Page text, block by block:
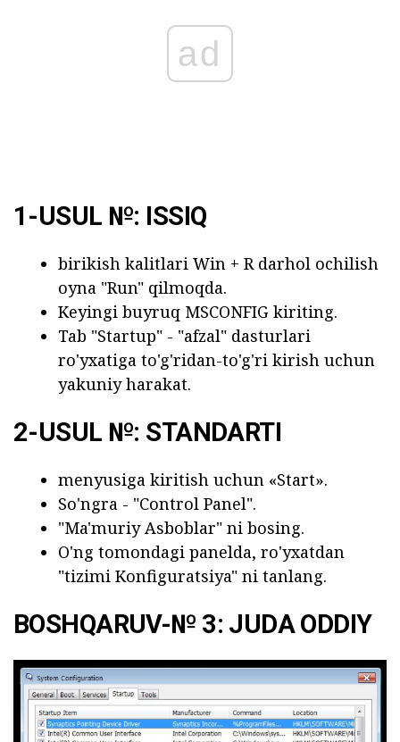
ad
1-USUL №: ISSIQ
birikish kalitlari Win + R darhol ochilish
oyna "Run" qilmoqda.
Keyingi buyruq MSCONFIG kiriting.
Tab "Startup" - "afzal" dasturlari
ro'yxatiga to'g'ridan-to'g'ri kirish uchun
yakuniy harakat.
2-USUL №: STANDARTI
menyusiga kiritish uchun «Start».
So'ngra - "Control Panel".
"Ma'muriy Asboblar" ni bosing.
O'ng tomondagi panelda, ro'yxatdan
"tizimi Konfiguratsiya" ni tanlang.
BOSHQARUV-№ 3: JUDA ODDIY